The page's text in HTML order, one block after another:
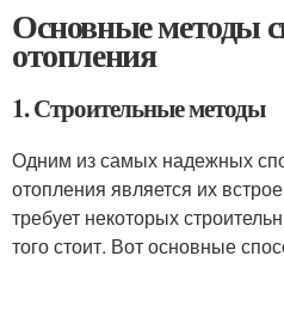
Основные методы
отопления
1. Строительные методы
Одним из самых надежных
отопления является их
требует некоторых
того стоит. Вот основные